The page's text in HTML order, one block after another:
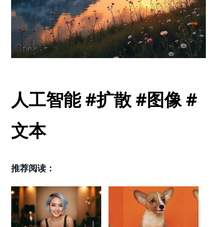
人工智能 #扩散 #图像 #
文本
推荐阅读：